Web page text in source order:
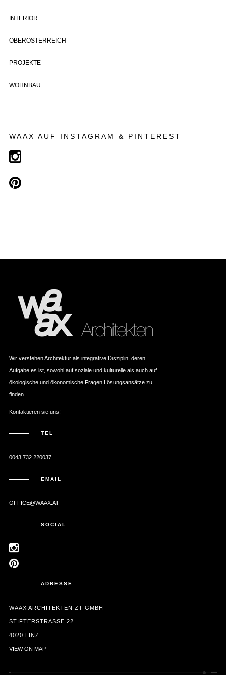
INTERIOR
OBERÖSTERREICH
PROJEKTE
WOHNBAU
WAAX AUF INSTAGRAM & PINTEREST
Wir verstehen Architektur als integrative Disziplin, deren
Aufgabe es ist, sowohl auf soziale und kulturelle als auch auf
ökologische und ökonomische Fragen Lösungsansätze zu
finden.
Kontaktieren sie uns!
TEL
0043 732 220037
EMAIL
OFFICE@WAAX.AT
SOCIAL
ADRESSE
WAAX ARCHITEKTEN ZT GMBH
STIFTERSTRASSE 22
4020 LINZ
VIEW ON MAP